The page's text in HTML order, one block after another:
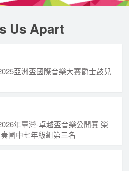
Us Apart
亞洲盃國際音樂大賽爵士鼓兒
年臺灣-卓越盃音樂公開賽 榮
國中七年級組第三名